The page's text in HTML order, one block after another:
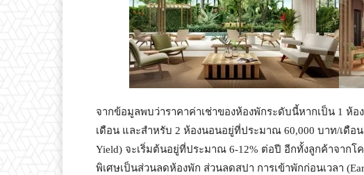
จากข้อมูลพบว่าราคาค่าเช่าของห้องพักระดับนี้หากเป็น 1 ห้
เดือน และสำหรับ 2 ห้องนอนอยู่ที่ประมาณ 60,000 บาท/เดือ
Yield) จะเริ่มต้นอยู่ที่ประมาณ 6-12% ต่อปี อีกทั้งลูกค้าจากโค
พิเศษเป็นส่วนลดห้องพัก ส่วนลดสปา การเข้าพักก่อนเวลา